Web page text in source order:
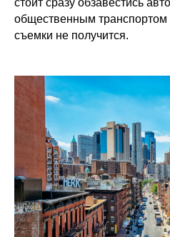
общественным транспортом
съемки не получится.